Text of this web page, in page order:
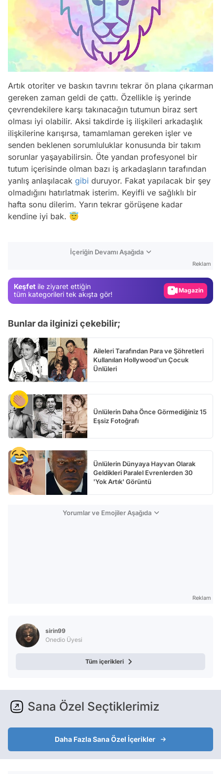
Artık otoriter ve baskın tavrını tekrar ön plana çıkarman
gereken zaman geldi de çattı. Özellikle iş yerinde
çevrendekilere karşı takınacağın tutumun biraz sert
olması iyi olabilir. Aksi takdirde iş ilişkileri arkadaşlık
ilişkilerine karışırsa, tamamlaman gereken işler ve
senden beklenen sorumluluklar konusunda bir takım
sorunlar yaşayabilirsin. Öte yandan profesyonel bir
tutum içerisinde olman bazı iş arkadaşların tarafından
yanlış anlaşılacak gibi duruyor. Fakat yapılacak bir şey
olmadığını hatırlatmak isterim. Keyifli ve sağlıklı bir
hafta sonu dilerim. Yarın tekrar görüşene kadar
kendine iyi bak. 😇
İçeriğin Devamı Aşağıda
Reklam
Keşfet ile ziyaret ettiğin
tüm kategorileri tek akışta gör!
Magazin
Bunlar da ilginizi çekebilir;
Aileleri Tarafından Para ve Şöhretleri
Kullanılan Hollywood'un Çocuk
Ünlüleri
Ünlülerin Daha Önce Görmediğiniz 15
Eşsiz Fotoğrafı
Ünlülerin Dünyaya Hayvan Olarak
Geldikleri Paralel Evrenlerden 30
'Yok Artık' Görüntü
Yorumlar ve Emojiler Aşağıda
Reklam
sirin99
Onedio Üyesi
Tüm içerikleri
Sana Özel Seçtiklerimiz
Daha Fazla Sana Özel İçerikler